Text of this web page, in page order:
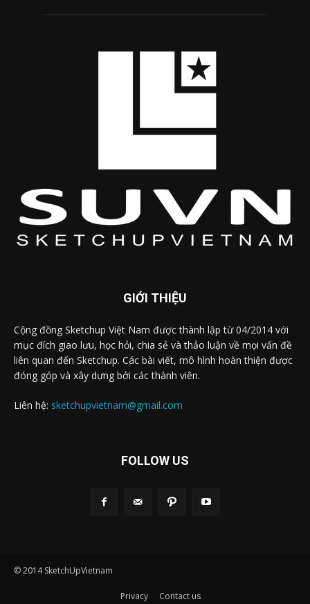
GIỚI THIỆU
Cộng đồng Sketchup Việt Nam được thành lập từ 04/2014 với
mục đích giao lưu, học hỏi, chia sẻ và thảo luận về mọi vấn đề
liên quan đến Sketchup. Các bài viết, mô hình hoàn thiện được
đóng góp và xây dựng bởi các thành viên.
Liên hệ: sketchupvietnam@gmail.com
FOLLOW US
© 2014 SketchUpVietnam
Privacy Contact us